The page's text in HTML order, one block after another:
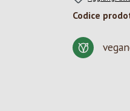
Codice